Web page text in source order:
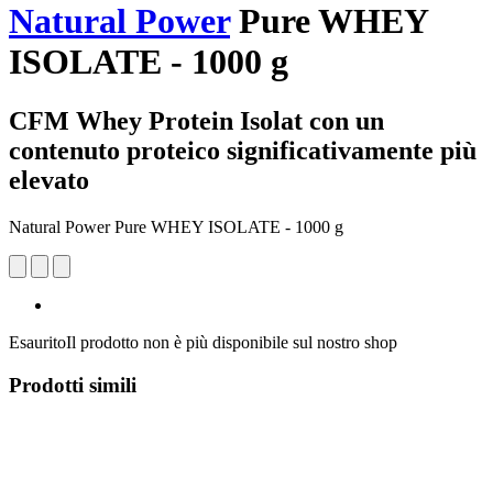
Natural PowerPure WHEY
ISOLATE - 1000 g
CFM Whey Protein Isolat con un
contenuto proteico significativamente più
elevato
Natural Power Pure WHEY ISOLATE - 1000 g
EsauritoIl prodotto non è più disponibile sul nostro shop
Prodotti simili